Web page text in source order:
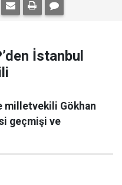
İstanbul
milletvekili Gökhan
geçmişi ve